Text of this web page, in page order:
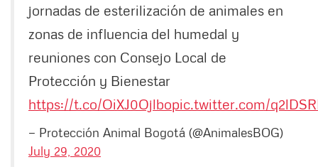
jornadas de esterilización de animales en
zonas de influencia del humedal y
reuniones con Consejo Local de
Protección y Bienestar
https://t.co/OiXJ0Ojlbopic.twitter.com/
— Protección Animal Bogotá (@AnimalesBOG)
July 29, 2020